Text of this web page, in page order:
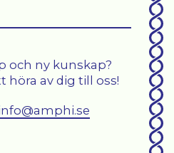
och ny kunskap?
höra av dig till oss!